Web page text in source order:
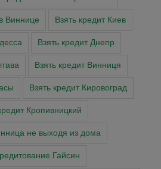
Виннице Взять кредит Киев
Взять кредит Днепр
Взять кредит Винниця
Взять кредит Кировоград
Кропивницкий
не выходя из дома
Гайсин